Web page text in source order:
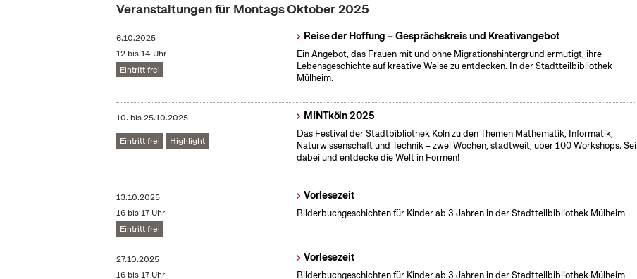
Veranstaltungen für Montags Oktober 2025
6.10.2025
12 bis 14 Uhr
Eintritt frei
Reise der Hoffung – Gesprächskreis und Kreativangebot
Ein Angebot, das Frauen mit und ohne Migrationshintergrund ermutigt, ihre
Lebensgeschichte auf kreative Weise zu entdecken. In der Stadtteilbibliothek
Mülheim.
10. bis25.10.2025
Eintritt frei Highlight
MINTköln 2025
Das Festival der Stadtbibliothek Köln zu den Themen Mathematik, Informatik,
Naturwissenschaft und Technik – zwei Wochen, stadtweit, über 100 Workshops. Sei
dabei und entdecke die Welt in Formen!
13.10.2025
16 bis 17 Uhr
Eintritt frei
Vorlesezeit
Bilderbuchgeschichten für Kinder ab 3 Jahren in der Stadtteilbibliothek Mülheim
27.10.2025
16 bis 17 Uhr
Vorlesezeit
Bilderbuchgeschichten für Kinder ab 3 Jahren in der Stadtteilbibliothek Mülheim